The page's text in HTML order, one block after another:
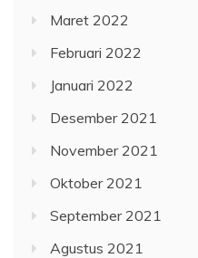
Maret 2022
Februari 2022
Januari 2022
Desember 2021
November 2021
Oktober 2021
September 2021
Agustus 2021